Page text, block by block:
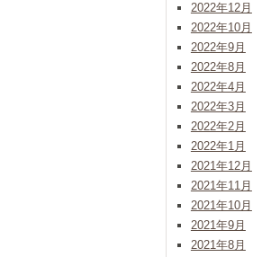
2022年12月
2022年10月
2022年9月
2022年8月
2022年4月
2022年3月
2022年2月
2022年1月
2021年12月
2021年11月
2021年10月
2021年9月
2021年8月